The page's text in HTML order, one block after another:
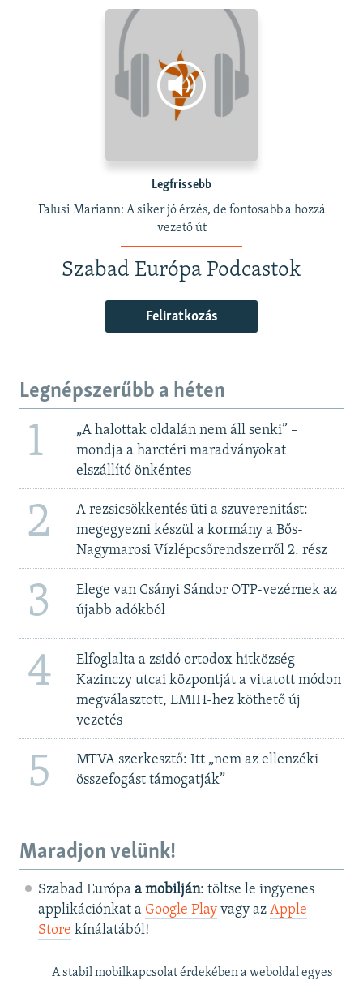
Legfrissebb
Falusi Mariann: A siker jó érzés, de fontosabb a hozzá
vezető út
Szabad Európa Podcastok
Feliratkozás
Legnépszerűbb a héten
1
„A halottak oldalán nem áll senki” –
mondja a harctéri maradványokat
elszállító önkéntes
2
A rezsicsökkentés üti a szuverenitást:
megegyezni készül a kormány a Bős-
Nagymarosi Vízlépcsőrendszerről 2. rész
3
Elege van Csányi Sándor OTP-vezérnek az
újabb adókból
4
Elfoglalta a zsidó ortodox hitközség
Kazinczy utcai központját a vitatott módon
megválasztott, EMIH-hez köthető új
vezetés
5
MTVA szerkesztő: Itt „nem az ellenzéki
összefogást támogatják”
Maradjon velünk!
Szabad Európa a mobilján: töltse le ingyenes
applikációnkat a Google Playvagy az Apple
Store kínálatából!
A stabil mobilkapcsolat érdekében a weboldal egyes